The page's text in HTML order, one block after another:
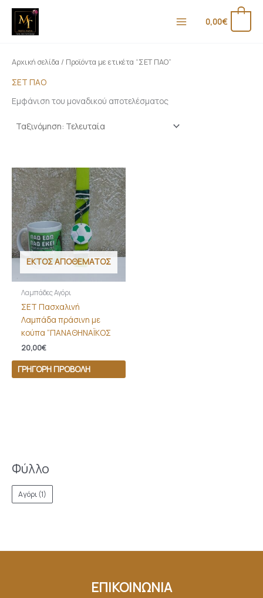
Μετάβαση
περιεχόμενο
0,00€
Φύλλο
Αγόρι(1)
Αρχική σελίδα / Προϊόντα με ετικέτα “ΣΕΤ ΠΑΟ”
ΣΕΤ ΠΑΟ
Εμφάνιση του μοναδικού αποτελέσματος
ΕΚΤΌΣ ΑΠΟΘΈΜΑΤΟΣ
Λαμπάδες Αγόρι
ΣΕΤ Πασχαλινή
Λαμπάδα πράσινη με
κούπα “ΠΑΝΑΘΗΝΑΪΚΟΣ
20,00€
ΓΡΉΓΟΡΗ ΠΡΟΒΟΛΉ
ΕΠΙΚΟΙΝΩΝΙΑ